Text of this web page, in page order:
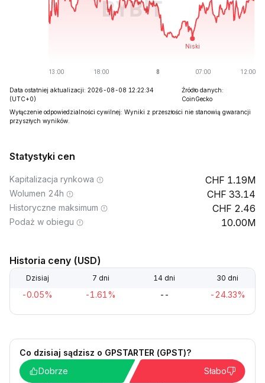
Data ostatniej aktualizacji: 2026-08-08 12:22:34
(UTC+0)
Źródło danych:
CoinGecko
Wyłączenie odpowiedzialności cywilnej: Wyniki z przeszłości nie stanowią gwarancji
przyszłych wyników.
Statystyki cen
Kapitalizacja rynkowa 1.19M
Wolumen 24h 33.14
Historyczne maksimum 2.46
Podaż w obiegu 10.00M
Historia ceny (USD)
Dzisiaj 7 dni 14 dni 30 dni
-0.05% -1.61% -- -24.33%
Co dzisiaj sądzisz o GPSTARTER (GPST)?
Dobrze
Słabo